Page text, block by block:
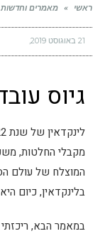
ראשי » מאמרים וחדשות
21 באוגוסט 2019
גיוס
המוצלח של עולם
בלינקדאין, כיום
במאמר הבא,